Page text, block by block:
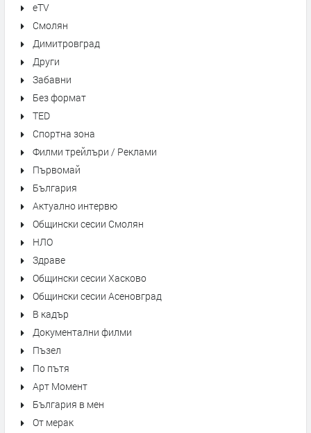
eTV
Смолян
Димитровград
Други
Забавни
Без формат
TED
Спортна зона
Филми трейлъри / Реклами
Първомай
България
Актуално интервю
Общински сесии Смолян
НЛО
Здраве
Общински сесии Хасково
Общински сесии Асеновград
В кадър
Документални филми
Пъзел
По пътя
Арт Момент
България в мен
От мерак